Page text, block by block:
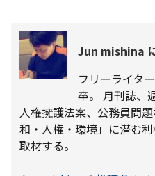
Jun mishina
フリーライタ
卒。 月刊誌、
人権擁護法案、公務員問
和・人権・環境」に潜む
取材する。